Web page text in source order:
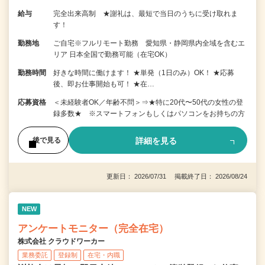
給与
完全出来高制 ★謝礼は、最短で当日のうちに受け取れま
す！
勤務地
ご自宅※フルリモート勤務 愛知県・静岡県内全域を含むエ
リア 日本全国で勤務可能（在宅OK）
勤務時間
好きな時間に働けます！ ★単発（1日のみ）OK！ ★応募
後、即お仕事開始も可！ ★在…
応募資格
＜未経験者OK／年齢不問＞⇒★特に20代〜50代の女性の登
録多数★ ※スマートフォンもしくはパソコンをお持ちの方
後で見る 詳細を見る
更新日： 2026/07/31 掲載終了日： 2026/08/24
NEW
アンケートモニター（完全在宅）
株式会社 クラウドワーカー
業務委託 登録制 在宅・内職